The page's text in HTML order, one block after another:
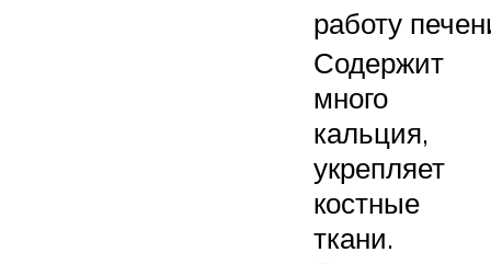
работу
Содержит
много
кальция,
укрепляет
костные
ткани.